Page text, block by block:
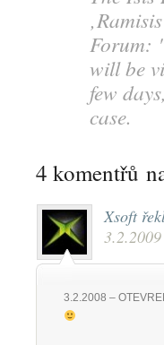
Forum:
will be
few
case.
4 komentřů
Xsoft
3.2.2008 –